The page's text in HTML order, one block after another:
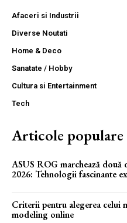
Afaceri si Industrii
Diverse Noutati
Home & Deco
Sanatate / Hobby
Cultura si Entertainment
Tech
Articole populare
ASUS ROG marchează
2026: Tehnologii fascinante
Criterii pentru alegerea celui
modeling online